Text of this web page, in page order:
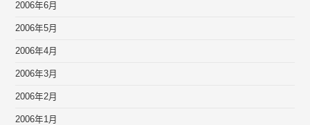
2006年6月
2006年5月
2006年4月
2006年3月
2006年2月
2006年1月